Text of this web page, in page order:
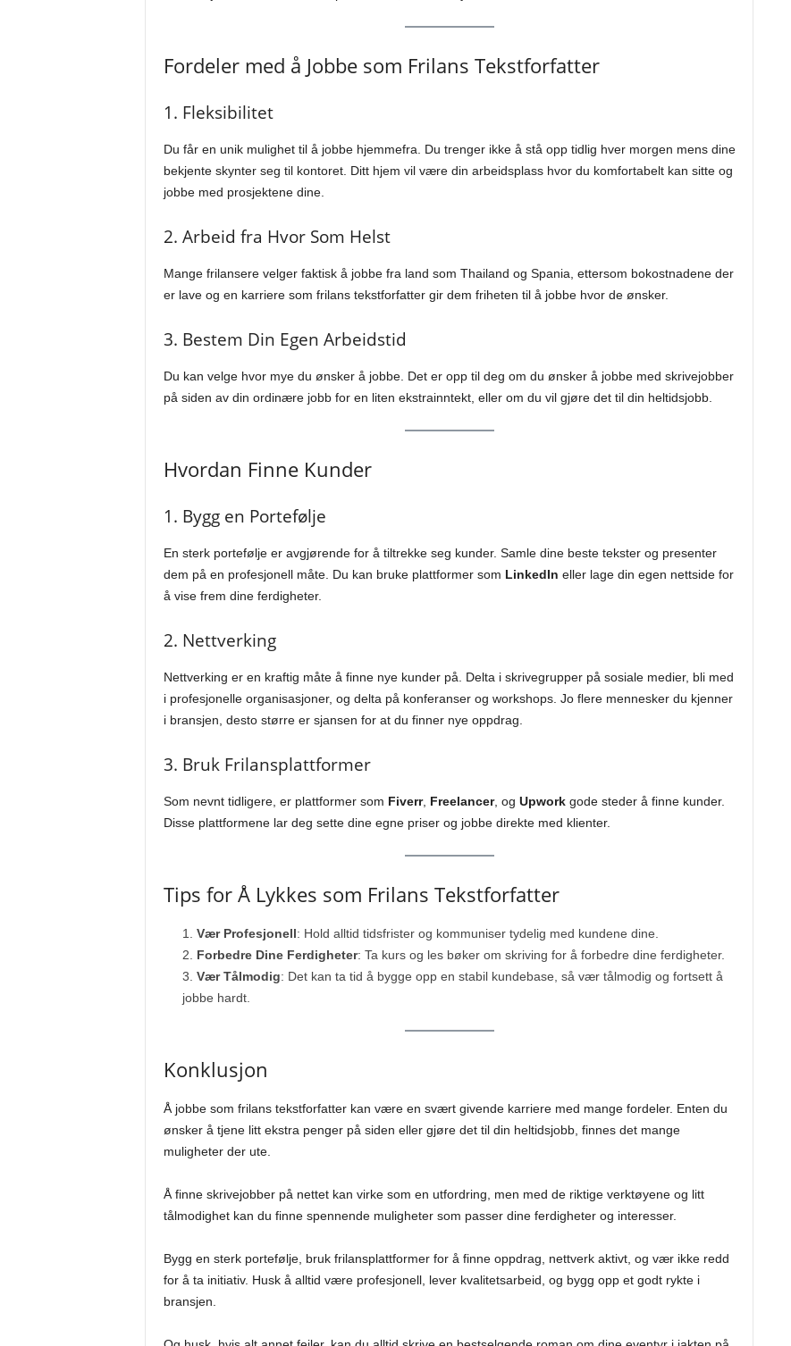
Fordeler med å Jobbe som Frilans Tekstforfatter
1. Fleksibilitet
Du får en unik mulighet til å jobbe hjemmefra. Du trenger ikke å stå opp tidlig hver morgen mens dine
bekjente skynter seg til kontoret. Ditt hjem vil være din arbeidsplass hvor du komfortabelt kan sitte og
jobbe med prosjektene dine.
2. Arbeid fra Hvor Som Helst
Mange frilansere velger faktisk å jobbe fra land som Thailand og Spania, ettersom bokostnadene der
er lave og en karriere som frilans tekstforfatter gir dem friheten til å jobbe hvor de ønsker.
3. Bestem Din Egen Arbeidstid
Du kan velge hvor mye du ønsker å jobbe. Det er opp til deg om du ønsker å jobbe med skrivejobber
på siden av din ordinære jobb for en liten ekstrainntekt, eller om du vil gjøre det til din heltidsjobb.
Hvordan Finne Kunder
1. Bygg en Portefølje
En sterk portefølje er avgjørende for å tiltrekke seg kunder. Samle dine beste tekster og presenter
dem på en profesjonell måte. Du kan bruke plattformer som LinkedIn eller lage din egen nettside for
å vise frem dine ferdigheter.
2. Nettverking
Nettverking er en kraftig måte å finne nye kunder på. Delta i skrivegrupper på sosiale medier, bli med
i profesjonelle organisasjoner, og delta på konferanser og workshops. Jo flere mennesker du kjenner
i bransjen, desto større er sjansen for at du finner nye oppdrag.
3. Bruk Frilansplattformer
Som nevnt tidligere, er plattformer som Fiverr, Freelancer, og Upworkgode steder å finne kunder.
Disse plattformene lar deg sette dine egne priser og jobbe direkte med klienter.
Tips for Å Lykkes som Frilans Tekstforfatter
Vær Profesjonell: Hold alltid tidsfrister og kommuniser tydelig med kundene dine.
Forbedre Dine Ferdigheter: Ta kurs og les bøker om skriving for å forbedre dine ferdigheter.
Vær Tålmodig: Det kan ta tid å bygge opp en stabil kundebase, så vær tålmodig og fortsett å
jobbe hardt.
Konklusjon
Å jobbe som frilans tekstforfatter kan være en svært givende karriere med mange fordeler. Enten du
ønsker å tjene litt ekstra penger på siden eller gjøre det til din heltidsjobb, finnes det mange
muligheter der ute.
Å finne skrivejobber på nettet kan virke som en utfordring, men med de riktige verktøyene og litt
tålmodighet kan du finne spennende muligheter som passer dine ferdigheter og interesser.
Bygg en sterk portefølje, bruk frilansplattformer for å finne oppdrag, nettverk aktivt, og vær ikke redd
for å ta initiativ. Husk å alltid være profesjonell, lever kvalitetsarbeid, og bygg opp et godt rykte i
bransjen.